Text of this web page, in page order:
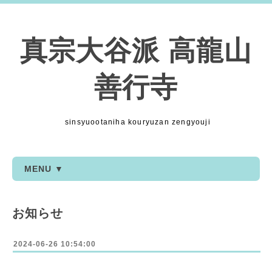
真宗大谷派 高龍山
善行寺
sinsyuootaniha kouryuzan zengyouji
MENU ▼
お知らせ
2024-06-26 10:54:00